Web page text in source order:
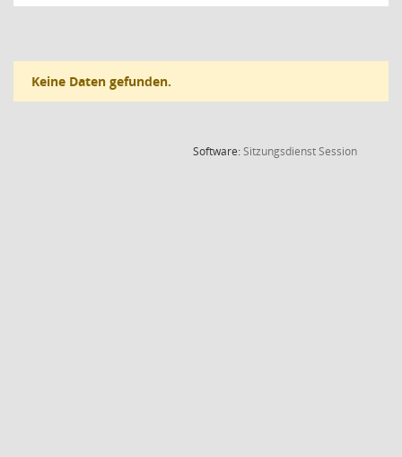
Keine Daten gefunden.
Software:SitzungsdienstSession(Wird in